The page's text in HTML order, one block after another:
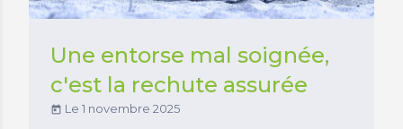
Une entorse mal soignée,
c'est la rechute assurée
today Le 1 novembre 2025